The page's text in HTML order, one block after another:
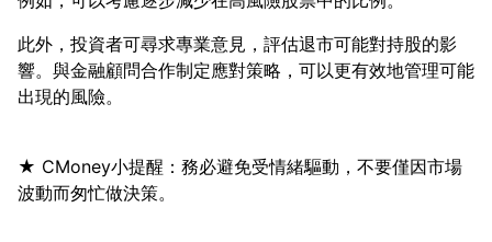
此外，投資者可尋求專業意見，評估退市可能對持股的影
響。與金融顧問合作制定應對策略，可以更有效地管理可能
★ CMoney小提醒：務必避免受情緒驅動，不要僅因市場